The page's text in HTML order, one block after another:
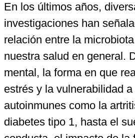
En los últimos años,
investigaciones han
relación entre la
nuestra salud en general.
mental, la forma en que
estrés y la vulnerabilidad
autoinmunes como la
diabetes tipo 1, hasta el